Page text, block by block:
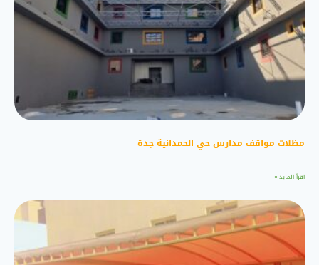
مظلات مواقف مدارس حي الحمدانية جدة
اقرأ المزيد »